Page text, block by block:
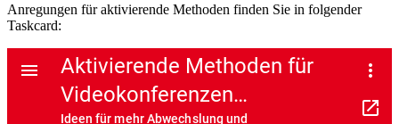
Anregungen für aktivierende Methoden finden Sie in folgender
Taskcard: